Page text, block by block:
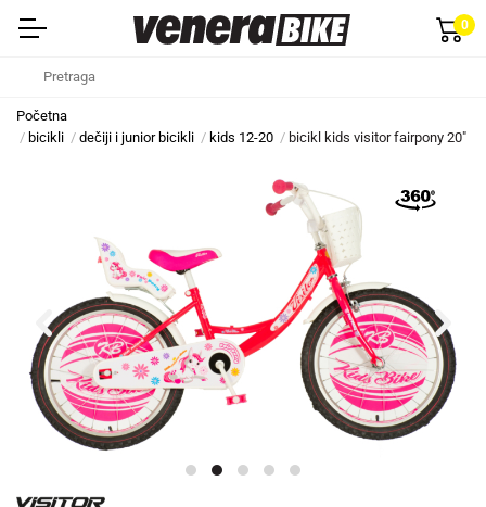
0
Početna
bicikli
dečiji i junior bicikli kids 12-20 bicikl kids visitor fairpony 20"